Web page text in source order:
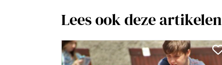
Lees ook deze artikelen